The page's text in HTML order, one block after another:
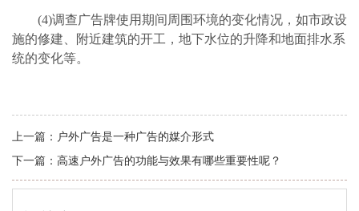
(4)调查广告牌使用期间周围环境的变化情况，如市政设
施的修建、附近建筑的开工，地下水位的升降和地面排水系
统的变化等。
上一篇： 户外广告是一种广告的媒介形式
下一篇： 高速户外广告的功能与效果有哪些重要性呢？